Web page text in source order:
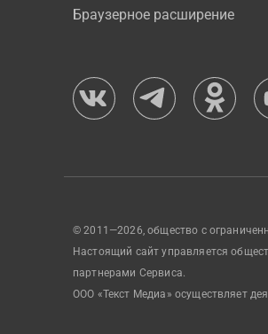
Браузерное расширение
© 2011—2026, общество с
Настоящий сайт управляется
партнерами Сервиса.
ООО «Текст Медиа» осуществляет